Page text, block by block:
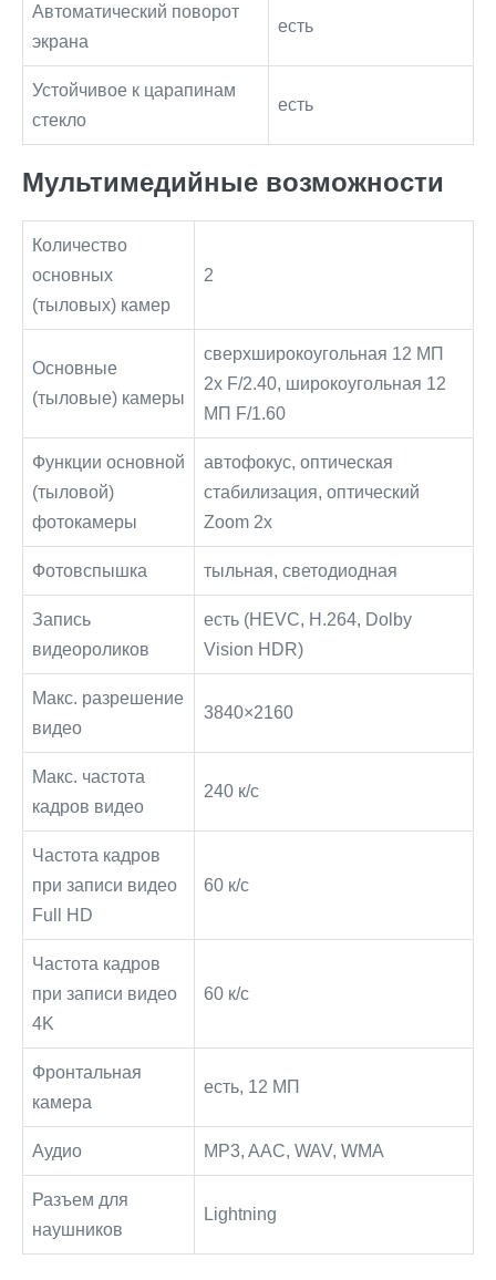
Автоматический поворот
экрана
есть
Устойчивое к царапинам
стекло
есть
Мультимедийные возможности
Количество
основных
(тыловых) камер
2
Основные
(тыловые) камеры
сверхширокоугольная 12 МП
2x F/2.40, широкоугольная 12
МП F/1.60
Функции основной
(тыловой)
фотокамеры
автофокус, оптическая
стабилизация, оптический
Zoom 2x
Фотовспышка тыльная, светодиодная
Запись
видеороликов
есть (HEVC, H.264, Dolby
Vision HDR)
Макс. разрешение
видео
3840×2160
Макс. частота
кадров видео
240 к/с
Частота кадров
при записи видео
Full HD
60 к/c
Частота кадров
при записи видео
4K
60 к/c
Фронтальная
камера
есть, 12 МП
Аудио MP3, AAC, WAV, WMA
Разъем для
наушников
Lightning